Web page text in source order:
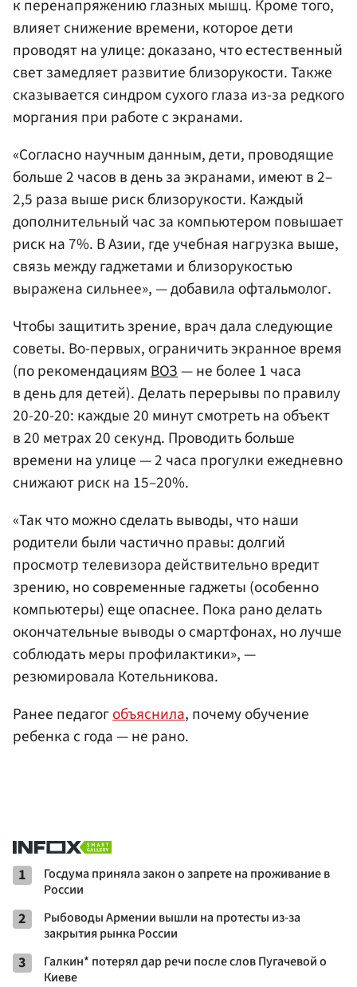
к перенапряжению глазных мышц. Кроме того,
влияет снижение времени, которое дети
проводят на улице: доказано, что естественный
свет замедляет развитие близорукости. Также
сказывается синдром сухого глаза из-за редкого
моргания при работе с экранами.
«Согласно научным данным, дети, проводящие
больше 2 часов в день за экранами, имеют в 2–
2,5 раза выше риск близорукости. Каждый
дополнительный час за компьютером повышает
риск на 7%. В Азии, где учебная нагрузка выше,
связь между гаджетами и близорукостью
выражена сильнее», — добавила офтальмолог.
Чтобы защитить зрение, врач дала следующие
советы. Во-первых, ограничить экранное время
(по рекомендациямВОЗ— не более 1 часа
в день для детей). Делать перерывы по правилу
20-20-20: каждые 20 минут смотреть на объект
в 20 метрах 20 секунд. Проводить больше
времени на улице — 2 часа прогулки ежедневно
снижают риск на 15–20%.
«Так что можно сделать выводы, что наши
родители были частично правы: долгий
просмотр телевизора действительно вредит
зрению, но современные гаджеты (особенно
компьютеры) еще опаснее. Пока рано делать
окончательные выводы о смартфонах, но лучше
соблюдать меры профилактики», —
резюмировала Котельникова.
Ранее педагогобъяснила, почему обучение
ребенка с года — не рано.
1
Госдума приняла закон о запрете на проживание в
России
2
Рыбоводы Армении вышли на протесты из-за
закрытия рынка России
3
Галкин* потерял дар речи после слов Пугачевой о
Киеве